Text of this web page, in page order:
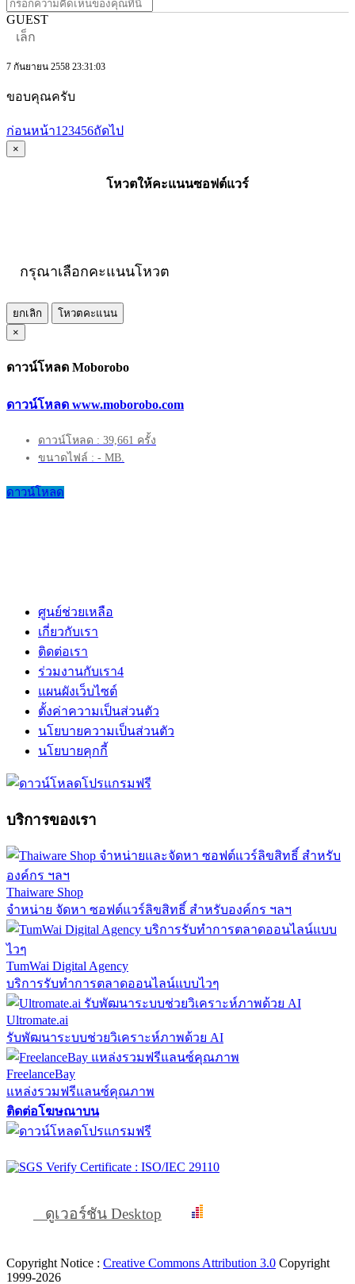
GUEST
เล็ก
7 กันยายน 2558 23:31:03
ขอบคุณครับ
ก่อนหน้า1 23456ถัดไป
×
โหวตให้คะแนนซอฟต์แวร์
กรุณาเลือกคะแนนโหวต
ยกเลิก
โหวตคะแนน
×
ดาวน์โหลด Moborobo
ดาวน์โหลด www.moborobo.com
ดาวน์โหลด : 39,661 ครั้ง
ขนาดไฟล์ : - MB.
ดาวน์โหลด
ศูนย์ช่วยเหลือ
เกี่ยวกับเรา
ติดต่อเรา
ร่วมงานกับเรา4
แผนผังเว็บไซต์
ตั้งค่าความเป็นส่วนตัว
นโยบายความเป็นส่วนตัว
นโยบายคุกกี้
บริการของเรา
Thaiware Shop
จำหน่าย จัดหา ซอฟต์แวร์ลิขสิทธิ์ สำหรับองค์กร ฯลฯ
TumWai Digital Agency
บริการรับทำการตลาดออนไลน์แบบไวๆ
Ultromate.ai
รับพัฒนาระบบช่วยวิเคราะห์ภาพด้วย AI
FreelanceBay
แหล่งรวมฟรีแลนซ์คุณภาพ
ติดต่อโฆษณาบน
ดูเวอร์ชัน Desktop
Copyright Notice : Creative Commons Attribution 3.0 Copyright
1999-2026